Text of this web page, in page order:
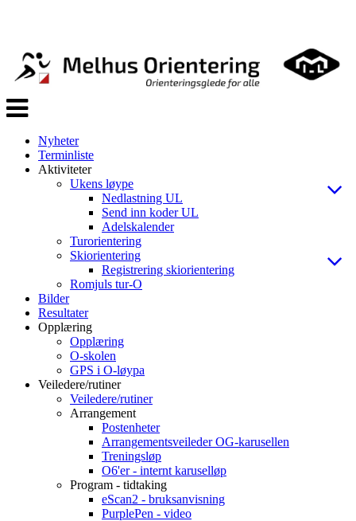
Veksle
navigasjon
Nyheter
Terminliste
Aktiviteter
Ukens løype
Nedlastning UL
Send inn koder UL
Adelskalender
Turorientering
Skiorientering
Registrering skiorientering
Romjuls tur-O
Bilder
Resultater
Opplæring
Opplæring
O-skolen
GPS i O-løypa
Veiledere/rutiner
Veiledere/rutiner
Arrangement
Postenheter
Arrangementsveileder OG-karusellen
Treningsløp
O6'er - internt karuselløp
Program - tidtaking
eScan2 - bruksanvisning
PurplePen - video